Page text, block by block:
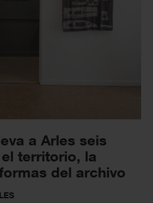
a Arles seis
territorio, la
del archivo